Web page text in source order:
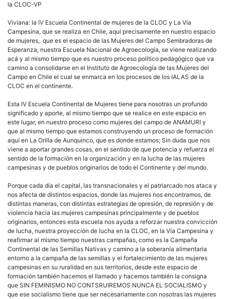
la CLOC-VP
Viviana: la IV Escuela Continental de mujeres de la CLOC y La Vía
Campesina, que se realiza en Chile, aqui precisamente en nuestro espacio
de mujeres, que es el espacio de las Mujeres del Campo Sembradoras de
Esperanza, nuestra Escuela Nacional de Agroecología, se viene realizando
acá y al mismo tiempo que es nuestro proceso político pedagógico que va
camino a consolidarse en el Instituto de Agroecología de las Mujeres del
Campo en Chile el cual se enmarca en los procesos de los IALAS de la
CLOC en el continente.
Esta IV Escuela Continental de Mujeres tiene para nosotras un profundo
significado y aporte, al mismo tiempo que se realice en este espacio en
este lugar, en nuestro proceso como mujeres del campo de ANAMURI y
que al mismo tiempo que estamos construyendo un proceso de formación
aquí en La Orilla de Aunquinco, que es donde estamos; Sin duda que nos
viene a aportar grandes cosas, en el sentido de que potencia y refuerza el
sentido de la formación en la organización y en la lucha de las mujeres
campesinas y de pueblos originarios de todo el Continente y del mundo.
Porque cada día el capital, las transnacionales y el patriarcado nos ataca y
nos afecta de distintos espacios, donde las mujeres nos encontramos, de
distintas maneras, con distintas estrategias de opresión, de represión y de
violencia hacia las mujeres campesinas principalmente y de pueblos
originarios, entonces esta escuela nos ayuda a reforzar nuestra convicción
de lucha, nuestra proyección de lucha en la CLOC, en la Vía Campesina y
reafirmar al mismo tiempo nuestras campañas, como es la Campaña
Continental de las Semillas Nativas y camino a la soberanía alimentaria
entorno a la campaña de las semillas y el fortalecimiento de las mujeres
campesinas en su ruralidad en sus territorios, desde este espacio de
formación también hacemos el llamado y hacemos también la consigna
que SIN FEMINISMO NO CONTSRUIREMOS NUNCA EL SOCIALISMO y
que ese socialismo tiene que ser necesariamente con nosotras las mujeres